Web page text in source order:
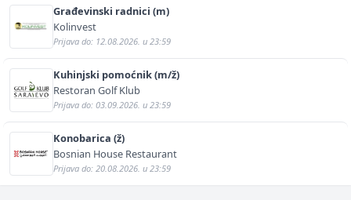
Građevinski radnici (m)
Kolinvest
Prijava do: 12.08.2026. u 23:59
Kuhinjski pomoćnik (m/ž)
Restoran Golf Klub
Prijava do: 03.09.2026. u 23:59
Konobarica (ž)
Bosnian House Restaurant
Prijava do: 20.08.2026. u 23:59